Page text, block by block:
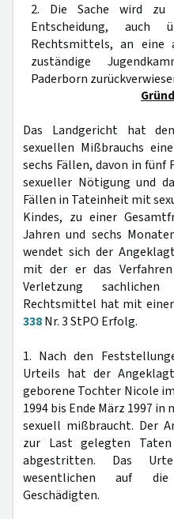
2. Die Sache wird zu
Entscheidung,
Rechtsmittels, an eine
zuständige
Paderborn
Das Landgericht hat
sexuellen Mißbrauchs
sechs Fällen, davon in
sexueller Nötigung und
Fällen in Tateinheit mit
Kindes, zu einer
Jahren und sechs
wendet sich der
mit der er das
Verletzung
Rechtsmittel hat mit einer
338Nr. 3 StPO Erfolg.
1. Nach den
Urteils hat der
geborene Tochter Nicole
1994 bis Ende März 1997
sexuell mißbraucht. Der
zur Last gelegten
abgestritten. Das
wesentlichen auf
Geschädigten.